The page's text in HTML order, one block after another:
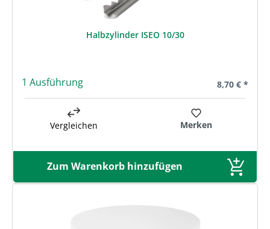
Halbzylinder ISEO 10/30
1 Ausführung Regulärer
8,70 € *
Vergleichen Merken
Zum Warenkorb hinzufügen